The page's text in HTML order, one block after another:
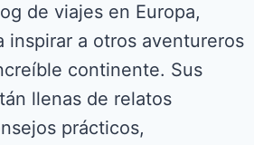
de viajes en Europa,
inspirar a otros aventureros
continente. Sus
llenas de relatos
prácticos,